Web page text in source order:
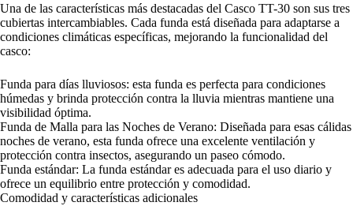
Una de las características más destacadas del Casco TT-30 son sus tres
cubiertas intercambiables. Cada funda está diseñada para adaptarse a
condiciones climáticas específicas, mejorando la funcionalidad del
casco:
Funda para días lluviosos: esta funda es perfecta para condiciones
húmedas y brinda protección contra la lluvia mientras mantiene una
visibilidad óptima.
Funda de Malla para las Noches de Verano: Diseñada para esas cálidas
noches de verano, esta funda ofrece una excelente ventilación y
protección contra insectos, asegurando un paseo cómodo.
Funda estándar: La funda estándar es adecuada para el uso diario y
ofrece un equilibrio entre protección y comodidad.
Comodidad y características adicionales